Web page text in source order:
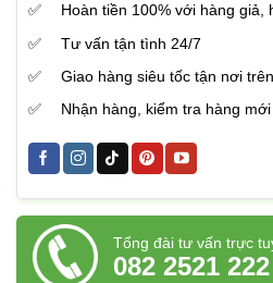
Hoàn tiền 100% với hàng giả,
Tư vấn tận tình 24/7
Giao hàng siêu tốc tận nơi
Nhận hàng, kiểm tra hàng
Tổng đài tư vấn trực
082 2521 222